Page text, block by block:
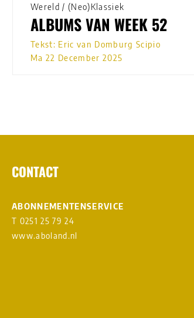
Wereld / (Neo)Klassiek
ALBUMS VAN WEEK 52
Tekst: Eric van Domburg Scipio
Ma 22 December 2025
CONTACT
ABONNEMENTENSERVICE
T 0251 25 79 24
www.aboland.nl